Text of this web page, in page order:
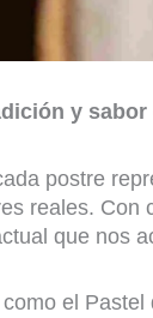
y
postre
reales. Con
que nos
el